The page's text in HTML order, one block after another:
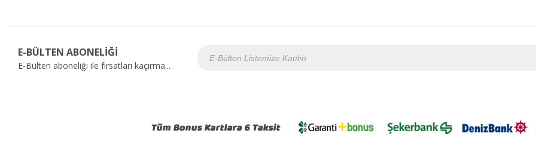
E-BÜLTEN ABONELİĞİ
E-Bülten aboneliği ile fırsatları kaçırma...